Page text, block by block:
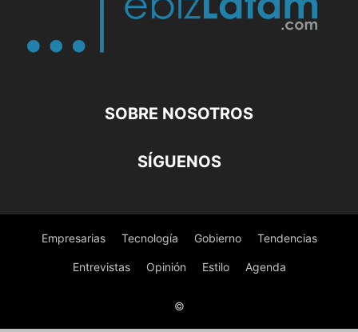
SOBRE NOSOTROS
SÍGUENOS
Empresarias Tecnología Gobierno Tendencias
Entrevistas Opinión Estilo Agenda
©